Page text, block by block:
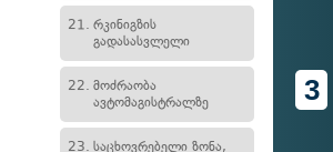
21. რკინიგზის
გადასასვლელი
22. მოძრაობა
ავტომაგისტრალზე
23. საცხოვრებელი ზონა,
3